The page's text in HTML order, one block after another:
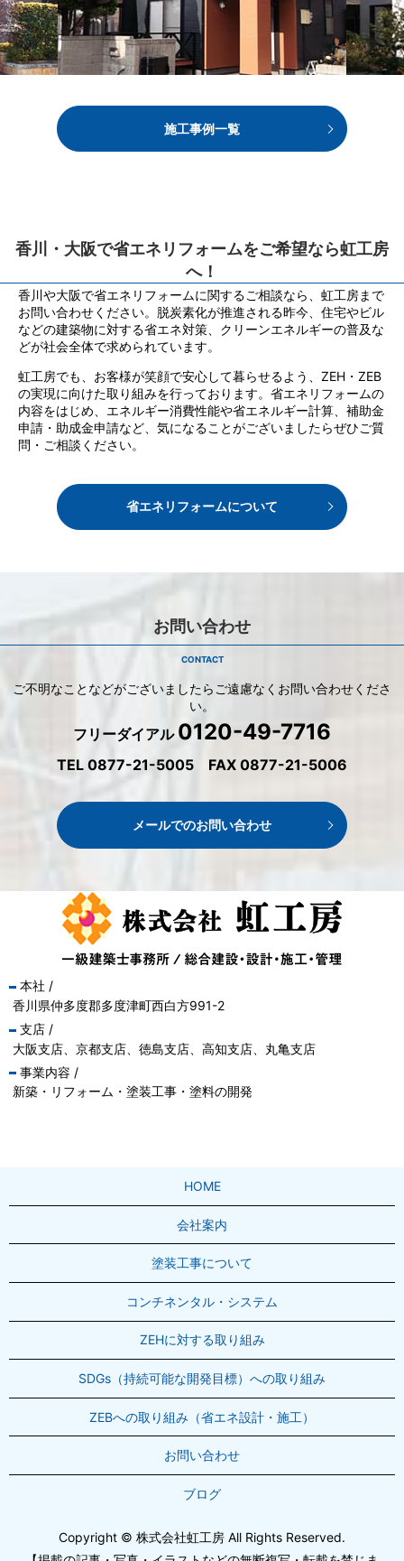
施工事例一覧
香川・大阪で省エネリフォームをご希望なら虹工房
へ！
香川や大阪で省エネリフォームに関するご相談なら、虹工房まで
お問い合わせください。脱炭素化が推進される昨今、住宅やビル
などの建築物に対する省エネ対策、クリーンエネルギーの普及な
どが社会全体で求められています。
虹工房でも、お客様が笑顔で安心して暮らせるよう、ZEH・ZEB
の実現に向けた取り組みを行っております。省エネリフォームの
内容をはじめ、エネルギー消費性能や省エネルギー計算、補助金
申請・助成金申請など、気になることがございましたらぜひご質
問・ご相談ください。
省エネリフォームについて
お問い合わせ
CONTACT
ご不明なことなどがございましたら ご遠慮なくお問い合わせくださ
い。
フリーダイアル 0120-49-7716
TEL 0877-21-5005 FAX 0877-21-5006
メールでのお問い合わせ
本社 /
香川県仲多度郡多度津町西白方991-2
支店 /
大阪支店、京都支店、徳島支店、高知支店、 丸亀支店
事業内容 /
新築・リフォーム・塗装工事・塗料の開発
HOME
会社案内
塗装工事について
コンチネンタル・システム
ZEHに対する取り組み
SDGs（持続可能な開発目標）への取り組み
ZEBへの取り組み（省エネ設計・施工）
お問い合わせ
ブログ
Copyright © 株式会社虹工房 All Rights Reserved.